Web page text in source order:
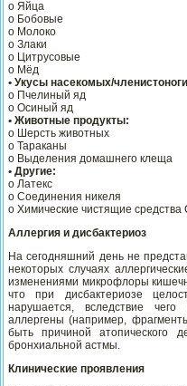
o Яйца
o Бобовые
o Молоко
o Злаки
o Цитрусовые
o Мёд
• Укусы насекомых/
o Пчелиный яд
o Осиный яд
• Животные продукты:
o Шерсть животных
o Тараканы
o Выделения домашнего клеща
• Другие:
o Латекс
o Соединения никеля
o Химические чистящие
Аллергия и дисбактериоз
На сегодняшний день не
некоторых случаях
изменениями микрофлоры
что при дисбактериозе
нарушается, вследствие
аллергены (например,
быть причиной атопического
бронхиальной астмы.
Клинические проявления